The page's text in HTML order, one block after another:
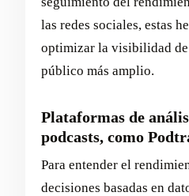
las redes sociales, estas
optimizar la visibilidad
público más amplio.
Plataformas de
podcasts, como
Para entender el
decisiones basadas en